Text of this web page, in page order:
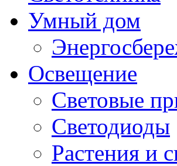
Умный дом
Освещение
Световые
Светодиоды
Растения и